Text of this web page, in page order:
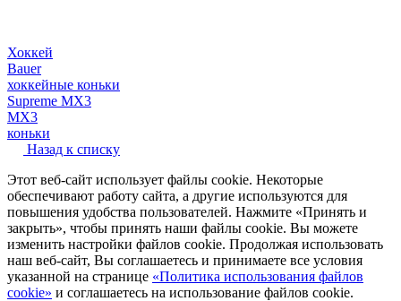
Хоккей
Bauer
хоккейные коньки
Supreme MX3
MX3
коньки
Назад к списку
Этот веб-сайт использует файлы cookie. Некоторые
обеспечивают работу сайта, а другие используются для
повышения удобства пользователей. Нажмите «Принять и
закрыть», чтобы принять наши файлы cookie. Вы можете
изменить настройки файлов cookie. Продолжая использовать
наш веб-сайт, Вы соглашаетесь и принимаете все условия
указанной на странице «Политика использования файлов
cookie» и соглашаетесь на использование файлов cookie.